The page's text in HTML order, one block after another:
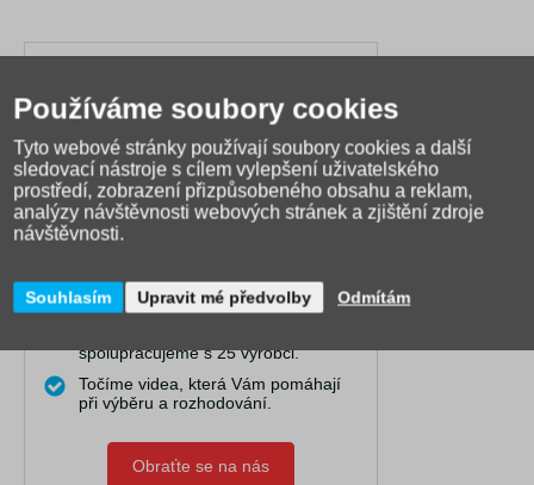
zkoušet si školní batoh či tašku,
prodáváme je již 15 let.
Díky tomu VÍME, jak a komu která
taška či batoh na zádech sedí
nejlépe.
Dovedeme Vám dobře poradit i na
dálku.
naší poradny, kde řešíme nejčastější
problémy.
spolupracujeme s 25 výrobci.
Točíme videa, která Vám pomáhají
při výběru a rozhodování.
Obraťte se na nás
Používáme soubory cookies
Tyto webové stránky používají soubory cookies a další
sledovací nástroje s cílem vylepšení uživatelského
prostředí, zobrazení přizpůsobeného obsahu a reklam,
analýzy návštěvnosti webových stránek a zjištění zdroje
návštěvnosti.
Souhlasím Upravit mé předvolby Odmítám